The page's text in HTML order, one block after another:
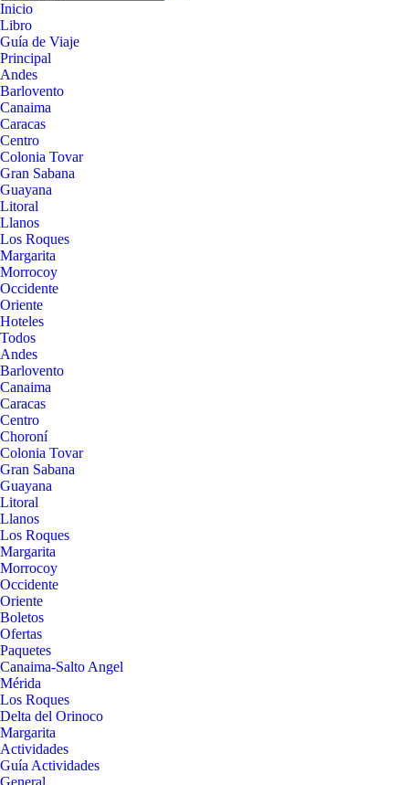
Inicio
Libro
Guía de Viaje
Principal
Andes
Barlovento
Canaima
Caracas
Centro
Colonia Tovar
Gran Sabana
Guayana
Litoral
Llanos
Los Roques
Margarita
Morrocoy
Occidente
Oriente
Hoteles
Todos
Andes
Barlovento
Canaima
Caracas
Centro
Choroní
Colonia Tovar
Gran Sabana
Guayana
Litoral
Llanos
Los Roques
Margarita
Morrocoy
Occidente
Oriente
Boletos
Ofertas
Paquetes
Canaima-Salto Angel
Mérida
Los Roques
Delta del Orinoco
Margarita
Actividades
Guía Actividades
General